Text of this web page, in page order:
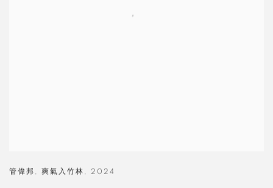
管偉邦 , 爽氣入竹林 , 2024